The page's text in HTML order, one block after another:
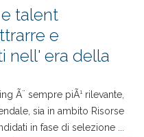
talent
e
nell' era della
Ã¨ sempre piÃ¹ rilevante,
sia in ambito Risorse
in fase di selezione ...